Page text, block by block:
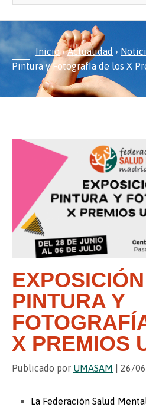
Inicio›Actualidad ›
Pintura y Fotografía de los X
PINTURA Y
X PREMIOS
Publicado por UMASAM | 26/
La Federación Salud